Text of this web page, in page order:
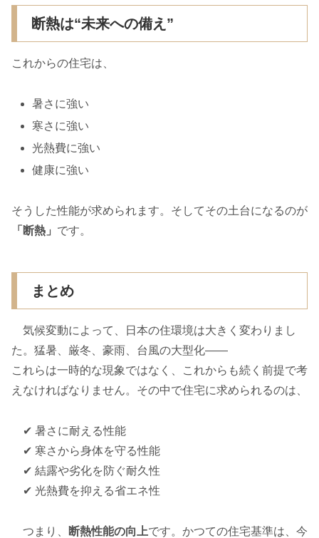
断熱は“未来への備え”
これからの住宅は、
暑さに強い
寒さに強い
光熱費に強い
健康に強い
そうした性能が求められます。そしてその土台になるのが
「断熱」 です。
まとめ
気候変動によって、日本の住環境は大きく変わりまし
た。猛暑、厳冬、豪雨、台風の大型化――
これらは一時的な現象ではなく、これからも続く前提で考
えなければなりません。その中で住宅に求められるのは、
✔ 暑さに耐える性能
✔ 寒さから身体を守る性能
✔ 結露や劣化を防ぐ耐久性
✔ 光熱費を抑える省エネ性
つまり、 断熱性能の向上です。かつての住宅基準は、今